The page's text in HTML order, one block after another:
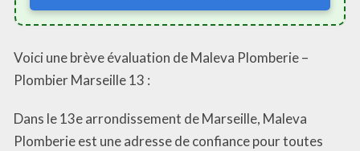
Voici une brève évaluation de Maleva Plomberie –
Plombier Marseille 13 :
Dans le 13e arrondissement de Marseille, Maleva
Plomberie est une adresse de confiance pour toutes